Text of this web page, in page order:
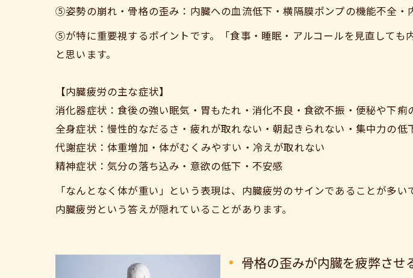
⑤姿勢の崩れ・骨格の歪み：内臓への血流低下・横隔膜ポンプの機能不全・
⑤が特に重要視するポイントです。「食事・睡眠・アルコールを見直して
と思います。
【内臓疲労の主な症状】
消化器症状：食後の強い眠気・胃もたれ・消化不良・食欲不振・便秘や下痢
全身症状：慢性的なだるさ・疲れが取れない・朝起きられない・集中力の低
代謝症状：体重増加・体がむくみやすい・冷えが取れない
精神症状：気分の落ち込み・意欲の低下・不安感
「なんとなく体が重い」という表現は、内臓疲労のサインであることが多
内臓疲労という答えが隠れていることがあります。
骨格の歪みが内臓を疲弊させ